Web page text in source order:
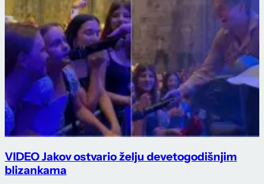
VIDEO Jakov ostvario želju devetogodišnjim
blizankama